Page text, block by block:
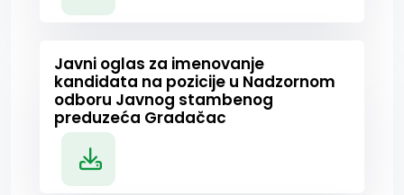
Javni oglas za imenovanje
kandidata na pozicije u Nadzornom
odboru Javnog stambenog
preduzeća Gradačac